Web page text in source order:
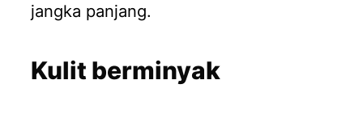
jangka panjang.
Kulit berminyak